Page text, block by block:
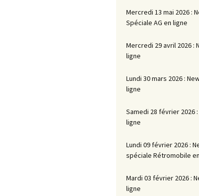
Mercredi 13 mai 2026 :
Spéciale AG en ligne
Mercredi 29 avril 2026 :
ligne
Lundi 30 mars 2026 :
ligne
Samedi 28 février 2026
ligne
Lundi 09 février 2026 :
spéciale Rétromobile
Mardi 03 février 2026 :
ligne